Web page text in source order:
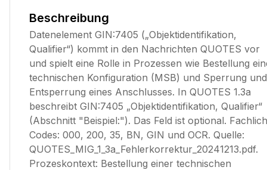
Beschreibung
Datenelement GIN:7405 („Objektidentifikation,
Qualifier“) kommt in den Nachrichten QUOTES vor
und spielt eine Rolle in Prozessen wie Bestellung
technischen Konfiguration (MSB) und Sperrung und
Entsperrung eines Anschlusses. In QUOTES 1.3a
beschreibt GIN:7405 „Objektidentifikation, Qualifier“
(Abschnitt "Beispiel:"). Das Feld ist optional.
Codes: 000, 200, 35, BN, GIN und OCR. Quelle:
QUOTES_MIG_1_3a_Fehlerkorrektur_20241213.pdf.
Prozeskontext: Bestellung einer technischen